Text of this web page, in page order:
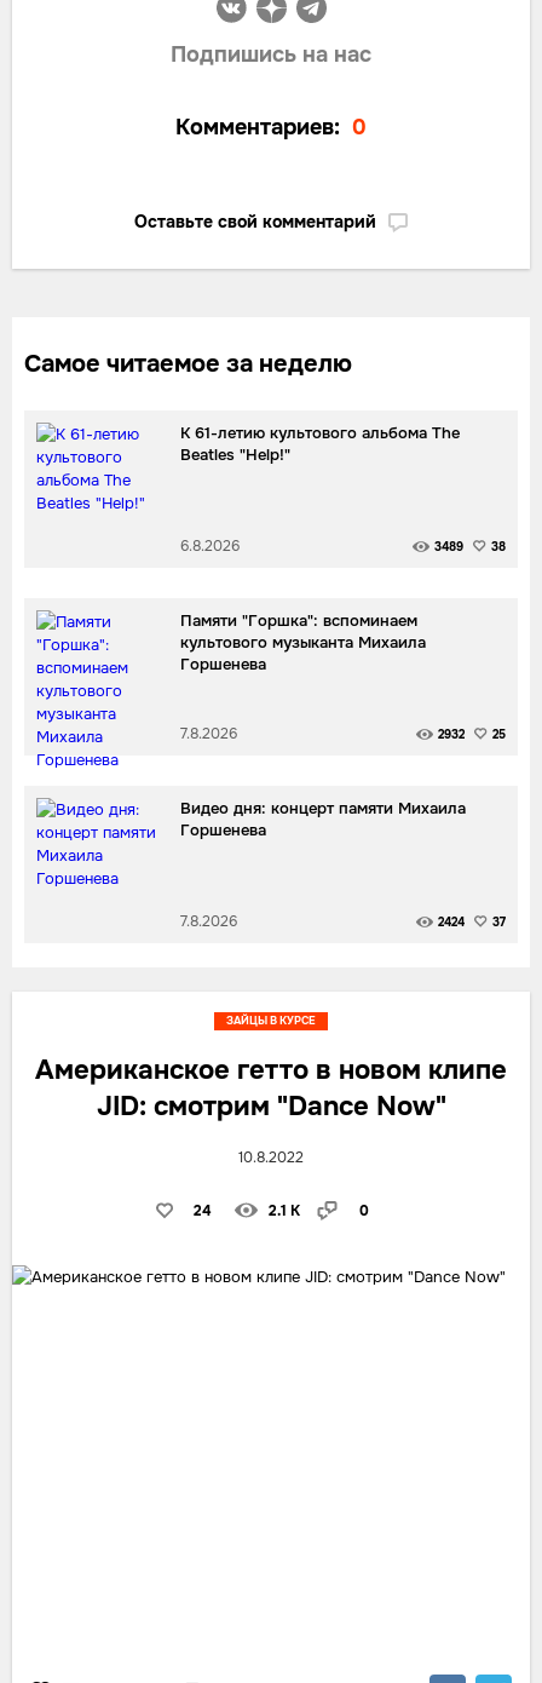
Подпишись на нас
Комментариев: 0
Оставьте свой комментарий
Самое читаемое за неделю
К 61-летию культового альбома The
Beatles "Help!"
6.8.2026 3489 38
Памяти "Горшка": вспоминаем
культового музыканта Михаила
Горшенева
7.8.2026 2932 25
Видео дня: концерт памяти Михаила
Горшенева
7.8.2026 2424 37
Американское гетто в новом клипе
JID: смотрим "Dance Now"
10.8.2022
24 2.1 K 0
ЗАЙЦЫ В КУРСЕ